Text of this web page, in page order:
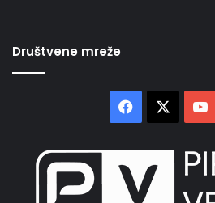
Društvene mreže
Facebook